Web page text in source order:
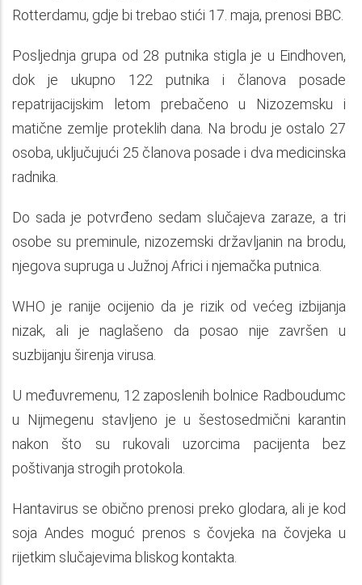
Rotterdamu, gdje bi trebao stići 17. maja, prenosi BBC.
Posljednja grupa od 28 putnika stigla je u Eindhoven,
dok je ukupno 122 putnika i članova posade
repatrijacijskim letom prebačeno u Nizozemsku i
matične zemlje proteklih dana. Na brodu je ostalo 27
osoba, uključujući 25 članova posade i dva medicinska
radnika.
Do sada je potvrđeno sedam slučajeva zaraze, a tri
osobe su preminule, nizozemski državljanin na brodu,
njegova supruga u Južnoj Africi i njemačka putnica.
WHO je ranije ocijenio da je rizik od većeg izbijanja
nizak, ali je naglašeno da posao nije završen u
suzbijanju širenja virusa.
U međuvremenu, 12 zaposlenih bolnice Radboudumc
u Nijmegenu stavljeno je u šestosedmični karantin
nakon što su rukovali uzorcima pacijenta bez
poštivanja strogih protokola.
Hantavirus se obično prenosi preko glodara, ali je kod
soja Andes moguć prenos s čovjeka na čovjeka u
rijetkim slučajevima bliskog kontakta.